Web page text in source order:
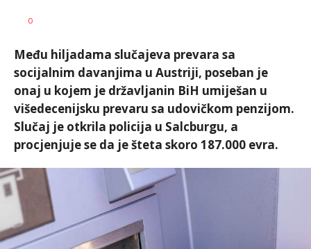
AUTOR
0
Među hiljadama slučajeva prevara sa
socijalnim davanjima u Austriji, poseban je
onaj u kojem je državljanin BiH umiješan u
višedecenijsku prevaru sa udovičkom penzijom.
Slučaj je otkrila policija u Salcburgu, a
procjenjuje se da je šteta skoro 187.000 evra.